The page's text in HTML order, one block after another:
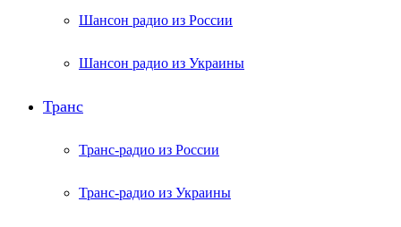
Шансон радио из России
Шансон радио из Украины
Транс
Транс-радио из России
Транс-радио из Украины